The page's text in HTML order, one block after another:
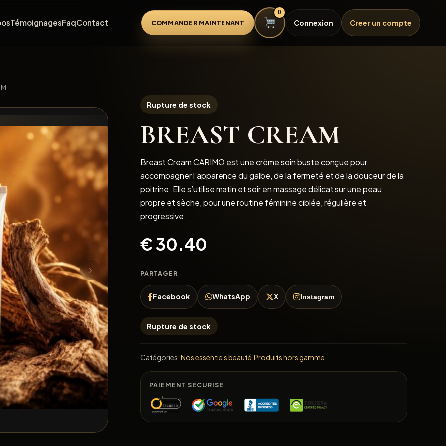
TémoignagesFaqContact COMMANDER MAINTENANT
0
Connexion Creer un compte
›
BREAST CREAM
€30.40
Breast Cream CARIMO est une crème soin buste conçue pour
accompagner l’apparence du galbe, de la fermeté et de la douceur de la
poitrine. Elle s’utilise matin et soir en massage délicat sur une peau
propre et sèche, pour une routine féminine ciblée, régulière et
progressive.
Rupture de stock
PARTAGER
Facebook WhatsApp X Instagram
Rupture de stock
Catégories :Nos essentiels beauté Produits hors gamme
PAIEMENT SECURISE